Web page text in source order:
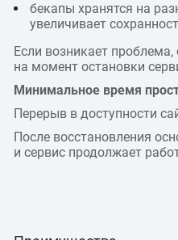
бекапы хранятся на
увеличивает
Если возникает
на момент остановки
Минимальное время
Перерыв в доступности
После восстановления
и сервис продолжает